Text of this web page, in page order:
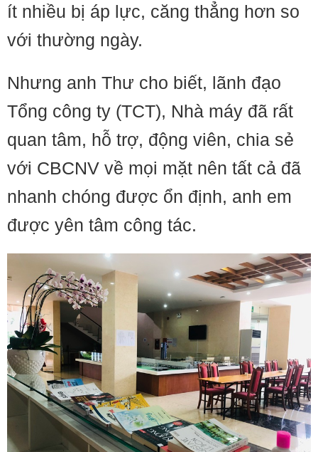
ít nhiều bị áp lực, căng thẳng hơn so
với thường ngày.
Nhưng anh Thư cho biết, lãnh đạo
Tổng công ty (TCT), Nhà máy đã rất
quan tâm, hỗ trợ, động viên, chia sẻ
với CBCNV về mọi mặt nên tất cả đã
nhanh chóng được ổn định, anh em
được yên tâm công tác.